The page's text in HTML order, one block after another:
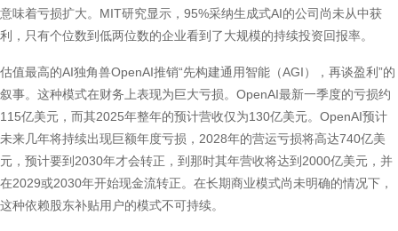
意味着亏损扩大。MIT研究显示，95%采纳生成式AI的公司尚未从中获
利，只有个位数到低两位数的企业看到了大规模的持续投资回报率。
估值最高的AI独角兽OpenAI推销“先构建通用智能（AGI），再谈盈利”的
叙事。这种模式在财务上表现为巨大亏损。OpenAI最新一季度的亏损约
115亿美元，而其2025年整年的预计营收仅为130亿美元。OpenAI预计
未来几年将持续出现巨额年度亏损，2028年的营运亏损将高达740亿美
元，预计要到2030年才会转正，到那时其年营收将达到2000亿美元，并
在2029或2030年开始现金流转正。在长期商业模式尚未明确的情况下，
这种依赖股东补贴用户的模式不可持续。